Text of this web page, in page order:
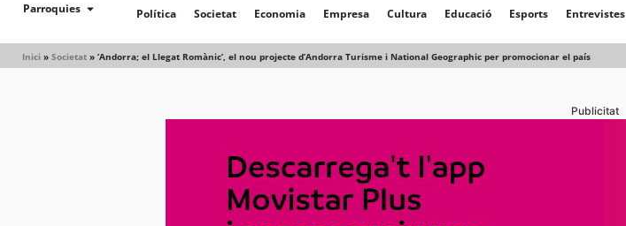
Parroquies Política Societat Economia Empresa Cultura Educació Esports Entrevistes
Inici » Societat » ‘Andorra; el Llegat Romànic’, el nou projecte d’Andorra Turisme i National Geographic per promocionar el país
Publicitat